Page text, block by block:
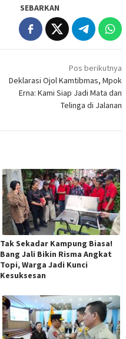
SEBARKAN
Pos berikutnya
Deklarasi Ojol Kamtibmas, Mpok
Erna: Kami Siap Jadi Mata dan
Telinga di Jalanan
Tak Sekadar Kampung Biasa!
Bang Jali Bikin Risma Angkat
Topi, Warga Jadi Kunci
Kesuksesan